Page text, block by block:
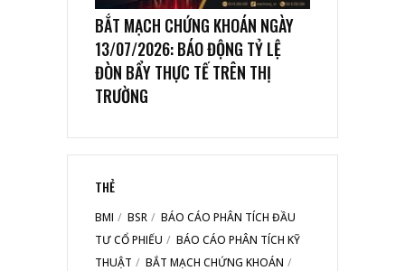
BẮT MẠCH CHỨNG KHOÁN NGÀY
13/07/2026: BÁO ĐỘNG TỶ LỆ
ĐÒN BẨY THỰC TẾ TRÊN THỊ
TRƯỜNG
THẺ
BMI BSR
BÁO CÁO PHÂN TÍCH ĐẦU
TƯ CỔ PHIẾU
BÁO CÁO PHÂN TÍCH KỸ
THUẬT
BẮT MẠCH CHỨNG KHOÁN